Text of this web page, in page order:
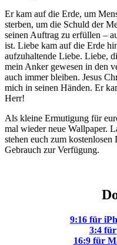
Er kam auf die Erde, um
sterben, um die Schuld der
seinen Auftrag zu erfüllen –
ist. Liebe kam auf die Erde
aufzuhaltende Liebe. Liebe,
mein Anker gewesen in den
auch immer bleiben. Jesus
mich in seinen Händen. Er
Herr!
Als kleine Ermutigung für
mal wieder neue Wallpaper.
stehen euch zum
Gebrauch zur Verfügung.
9:16 für
3:4
16:9 für